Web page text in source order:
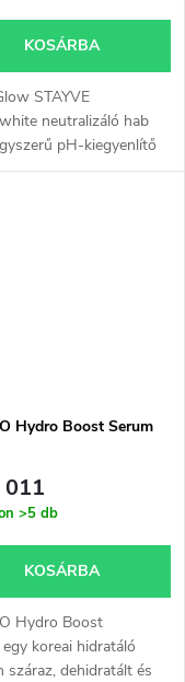
KOSÁRBA
STAYVE
neutralizáló hab
pH-kiegyenlítő
amely egészséges bőrt
Hydro Boost Serum
011
>5 db
KOSÁRBA
Hydro Boost
koreai hidratáló
száraz, dehidratált és